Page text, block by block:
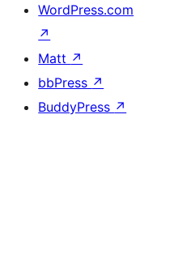
WordPress.com
↗
Matt ↗
bbPress ↗
BuddyPress ↗